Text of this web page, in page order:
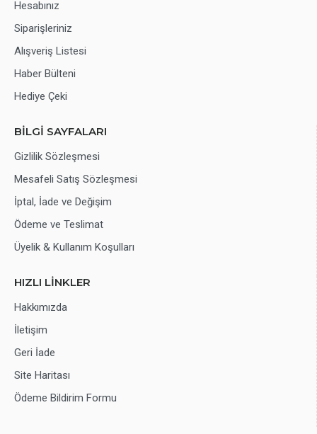
Hesabınız
Siparişleriniz
Alışveriş Listesi
Haber Bülteni
Hediye Çeki
BİLGİ SAYFALARI
Gizlilik Sözleşmesi
Mesafeli Satış Sözleşmesi
İptal, İade ve Değişim
Ödeme ve Teslimat
Üyelik & Kullanım Koşulları
HIZLI LİNKLER
Hakkımızda
İletişim
Geri İade
Site Haritası
Ödeme Bildirim Formu